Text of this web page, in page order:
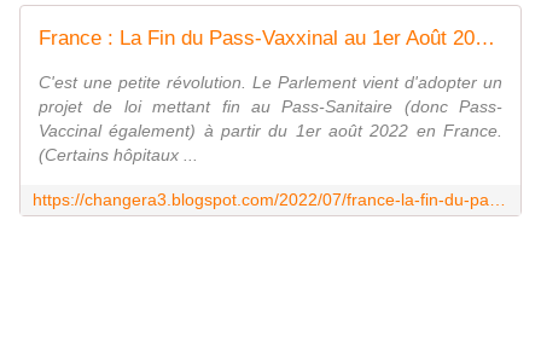
France : La Fin du Pass-Vaxxinal au 1er Août 2022 !
C'est une petite révolution. Le Parlement vient d'adopter un
projet de loi mettant fin au Pass-Sanitaire (donc Pass-
Vaccinal également) à partir du 1er août 2022 en France.
(Certains hôpitaux ...